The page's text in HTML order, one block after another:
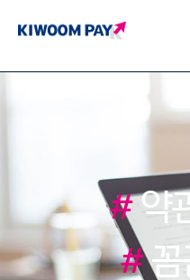
#약
#꼼